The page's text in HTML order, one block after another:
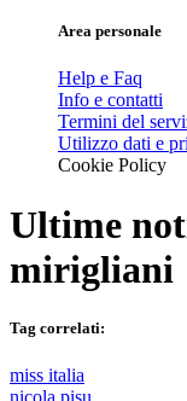
Area personale
Help e Faq
Info e contatti
Termini del
Utilizzo dati e
Cookie Policy
Ultime
mirigliani
Tag correlati:
miss italia